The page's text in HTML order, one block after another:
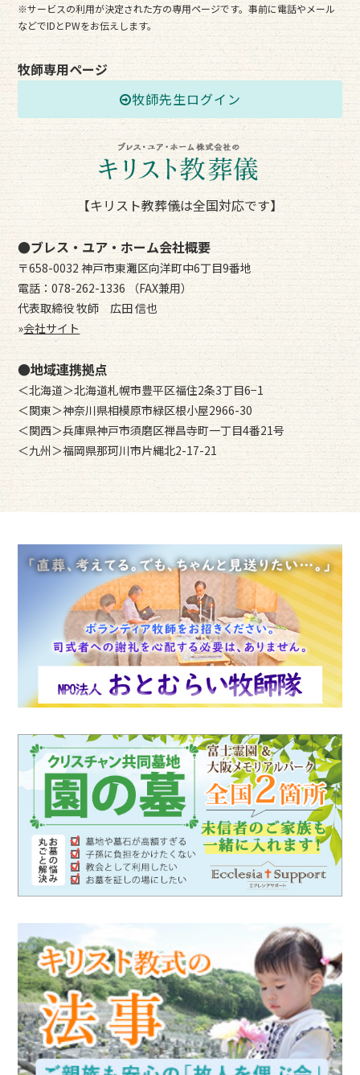
※サービスの利用が決定された方の専用ページです。事前に電話やメール
などでIDとPWをお伝えします。
牧師専用ページ
牧師先生ログイン
【キリスト教葬儀は全国対応です】
●ブレス・ユア・ホーム会社概要
〒658-0032 神戸市東灘区向洋町中6丁目9番地
電話：078-262-1336 （FAX兼用）
代表取締役 牧師 広田 信也
»会社サイト
●地域連携拠点
＜北海道＞北海道札幌市豊平区福住2条3丁目6−1
＜関東＞神奈川県相模原市緑区根小屋2966-30
＜関西＞兵庫県神戸市須磨区禅昌寺町一丁目4番21号
＜九州＞福岡県那珂川市片縄北2-17-21